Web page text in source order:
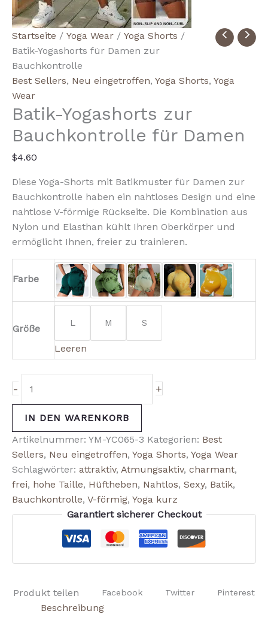
Startseite / Yoga Wear / Yoga Shorts /
Batik-Yogashorts für Damen zur
Bauchkontrolle
Best Sellers, Neu eingetroffen, Yoga Shorts, Yoga
Wear
Batik-Yogashorts zur
Bauchkontrolle für Damen
$4.60
Diese Yoga-Shorts mit Batikmuster für Damen zur
Bauchkontrolle haben ein nahtloses Design und eine
nahtlose V-förmige Rückseite. Die Kombination aus
Nylon und Elasthan kühlt Ihren Oberkörper und
ermöglicht Ihnen, freier zu trainieren.
Farbe
Größe
L M S
Leeren
-
Women's
Tie-
Dye
Tummy-
Control
Yoga
Menge
+
IN DEN WARENKORB
Artikelnummer: YM-YC065-3 Kategorien: Best
Sellers, Neu eingetroffen, Yoga Shorts, Yoga Wear
Schlagwörter: attraktiv, Atmungsaktiv, charmant,
frei, hohe Taille, Hüftheben, Nahtlos, Sexy, Batik,
Bauchkontrolle, V-förmig, Yoga kurz
Garantiert sicherer Checkout
Produkt teilen Facebook Twitter Pinterest
Beschreibung